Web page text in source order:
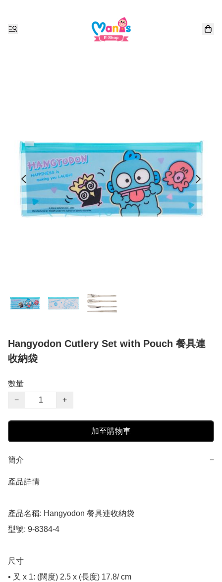
Hangyodon Cutlery Set with Pouch 餐具連
收納袋
數量
−
+
加至購物車
簡介 −
產品詳情
產品名稱: Hangyodon 餐具連收納袋
型號: 9-8384-4
尺寸
• 叉 x 1: (闊度) 2.5 x (長度) 17.8/ cm